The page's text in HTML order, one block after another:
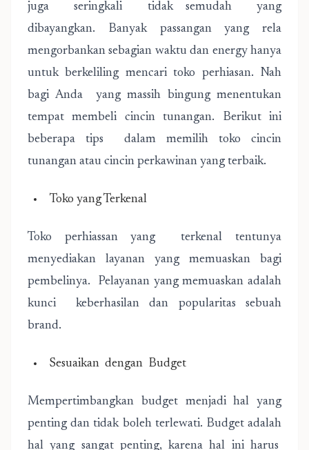
juga seringkali tidak semudah yang
dibayangkan. Banyak passangan yang rela
mengorbankan sebagian waktu dan energy hanya
untuk berkeliling mencari toko perhiasan. Nah
bagi Anda yang massih bingung menentukan
tempat membeli cincin tunangan. Berikut ini
beberapa tips dalam memilih toko cincin
tunangan atau cincin perkawinan yang terbaik.
Toko yang Terkenal
Toko perhiassan yang terkenal tentunya
menyediakan layanan yang memuaskan bagi
pembelinya. Pelayanan yang memuaskan adalah
kunci keberhasilan dan popularitas sebuah
brand.
Sesuaikan dengan Budget
Mempertimbangkan budget menjadi hal yang
penting dan tidak boleh terlewati. Budget adalah
hal yang sangat penting, karena hal ini harus